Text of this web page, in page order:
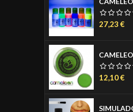
Precio
27,23 €
Precio
12,10 €